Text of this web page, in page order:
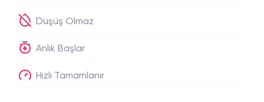
Düşüş Olmaz
Anlık Başlar
Hızlı Tamamlanır